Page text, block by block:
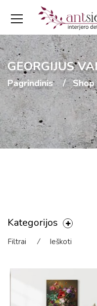
GEORGIJUS
Pagrindinis Shop
Kategorijos
Filtrai ⁄ Ieškoti